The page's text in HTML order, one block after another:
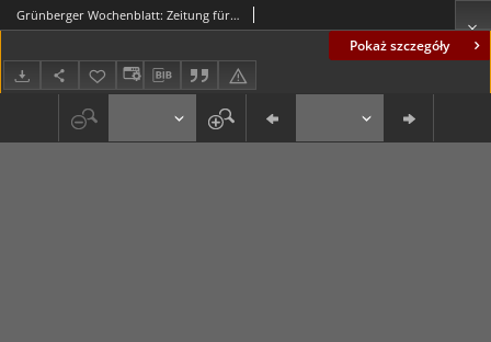
Pokaż szczegóły
Grünberger Wochenblatt: Zeitung für Stadt und Land, No. 200. (2. Oktober 1924)